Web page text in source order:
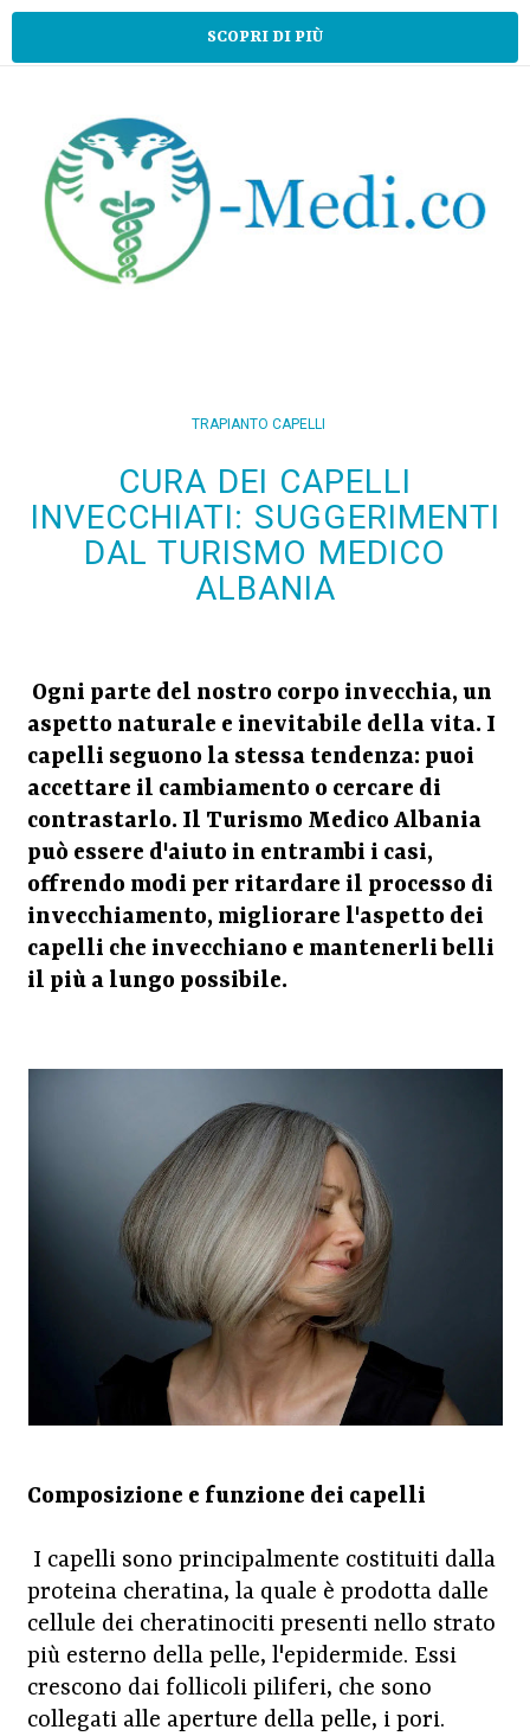
SCOPRI DI PIÙ
TRAPIANTO CAPELLI
CURA DEI CAPELLI
INVECCHIATI: SUGGERIMENTI
DAL TURISMO MEDICO
ALBANIA
Ogni parte del nostro corpo invecchia, un
aspetto naturale e inevitabile della vita. I
capelli seguono la stessa tendenza: puoi
accettare il cambiamento o cercare di
contrastarlo. Il Turismo Medico Albania
può essere d'aiuto in entrambi i casi,
offrendo modi per ritardare il processo di
invecchiamento, migliorare l'aspetto dei
capelli che invecchiano e mantenerli belli
il più a lungo possibile.
Composizione e funzione dei capelli
I capelli sono principalmente costituiti dalla
proteina cheratina, la quale è prodotta dalle
cellule dei cheratinociti presenti nello strato
più esterno della pelle, l'epidermide. Essi
crescono dai follicoli piliferi, che sono
collegati alle aperture della pelle, i pori.